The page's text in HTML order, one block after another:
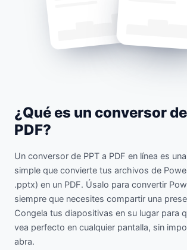
¿Qué es un conversor
PDF?
Un conversor de PPT a PDF en línea es
simple que convierte tus archivos de
.pptx) en un PDF. Úsalo para convertir
siempre que necesites compartir una
Congela tus diapositivas en su lugar para
vea perfecto en cualquier pantalla, sin
abra.